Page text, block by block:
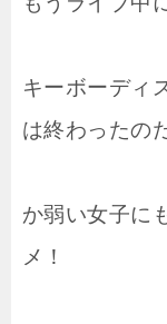
キーボーディ
は終わったの
か弱い女子に
メ！